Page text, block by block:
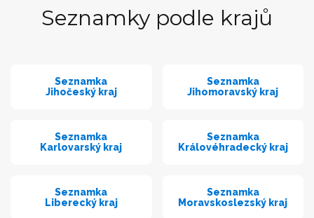
Seznamky podle krajů
Seznamka
Jihočeský kraj
Seznamka
Jihomoravský kraj
Seznamka
Karlovarský kraj
Seznamka
Královéhradecký kraj
Seznamka
Liberecký kraj
Seznamka
Moravskoslezský kraj